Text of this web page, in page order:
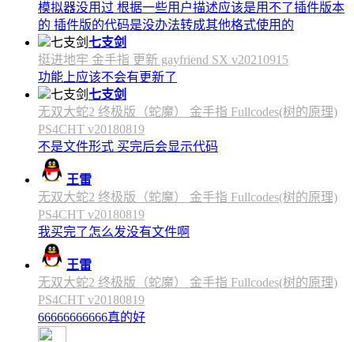
模拟器没用过 根据一些用户描述应该是用不了插件版本
的 插件版的代码是没办法转成其他格式使用的
七支剑
挺进地牢 金手指 更新 gayfriend SX v20210915
功能上应该不会有更新了
七支剑
无双大蛇2 终极版（蛇魔） 金手指 Fullcodes(树的原理)
PS4CHT v20180819
不是文件形式 买完后会显示代码
王雷
无双大蛇2 终极版（蛇魔） 金手指 Fullcodes(树的原理)
PS4CHT v20180819
我买完了怎么发没有文件啊
王雷
无双大蛇2 终极版（蛇魔） 金手指 Fullcodes(树的原理)
PS4CHT v20180819
66666666666真的好